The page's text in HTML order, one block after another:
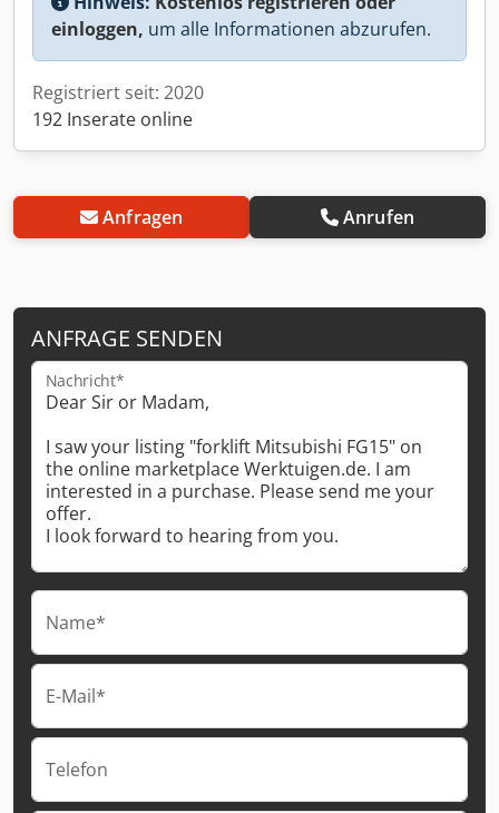
einloggen, um alle Informationen abzurufen.
Registriert seit: 2020
192 Inserate online
Anfragen Anrufen
ANFRAGE SENDEN
Nachricht*
Name*
E-Mail*
Telefon